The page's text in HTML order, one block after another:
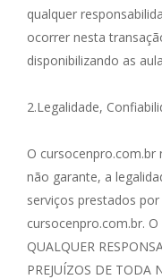
qualquer
ocorrer nesta
disponibilizando as
2.Legalidade,
O
não garante, a
serviços prestados
cursocenpro.com.br.
QUALQUER
PREJUÍZOS DE TODA